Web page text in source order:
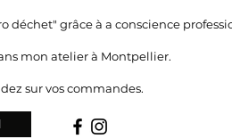
déchet" grâce à a conscience
mon atelier à Montpellier.
sur vos commandes.